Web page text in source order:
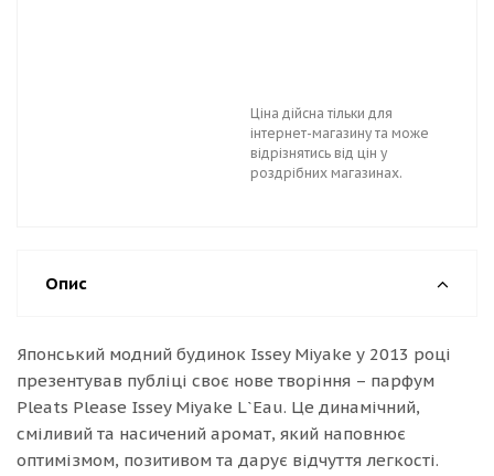
Ціна дійсна тільки для
інтернет-магазину та може
відрізнятись від цін у
роздрібних магазинах.
Опис
Японський модний будинок Issey Miyake у 2013 році
презентував публіці своє нове творіння – парфум
Pleats Please Issey Miyake L`Eau. Це динамічний,
сміливий та насичений аромат, який наповнює
оптимізмом, позитивом та дарує відчуття легкості.